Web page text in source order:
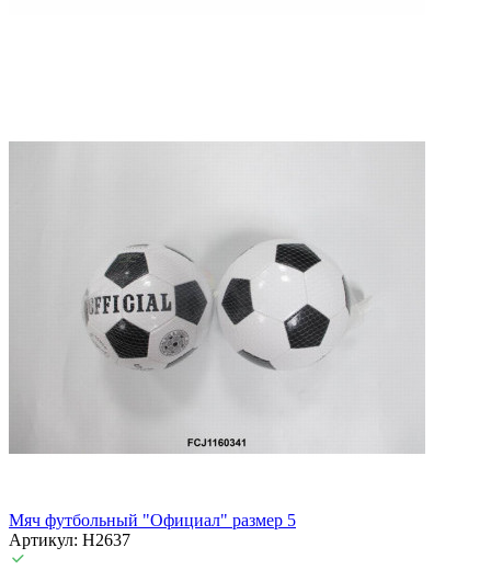
Мяч футбольный "Официал" размер 5
Артикул: H2637